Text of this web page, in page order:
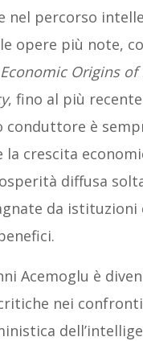
nel percorso
opere più note,
Economic Origins
, fino al più recente
conduttore è
la crescita
diffusa
da istituzioni
Acemoglu è
nei